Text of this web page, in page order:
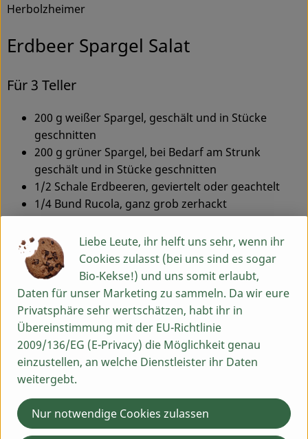
Herbolzheimer
Erdbeer Spargel Salat
Für 3 Teller
200 g weißer Spargel, geschält und in Stücke
geschnitten
200 g grüner Spargel, bei Bedarf am Strunk
geschält und in Stücke geschnitten
1/2 Schale Erdbeeren, geviertelt oder geachtelt
1/4 Bund Rucola, ganz grob zerhackt
3 EL Sonnenblumenöl
Saft einer 1/2 Limette
1 EL gehackte Petersilie und/oder Basilikum
2 EL Walnussbruch
3 EL Himbeeressig
Salz, Pfeffer, Zucker
Topf mit Wasser und Dämpfeinsatz erhitzen lassen.
Weißen Spargel 4,5 Minuten dämpfen, dann grünen
Spargel dazu geben und weitere 4 Minuten garen
lassen. Anschließen herausnehmen und ausdampfen
lassen.
Liebe Leute, ihr helft uns sehr, wenn ihr
Cookies zulasst (bei uns sind es sogar
Bio-Kekse!) und uns somit erlaubt,
Daten für unser Marketing zu sammeln. Da wir eure
Privatsphäre sehr wertschätzen, habt ihr in
Übereinstimmung mit der EU-Richtlinie
2009/136/EG (E-Privacy) die Möglichkeit genau
einzustellen, an welche Dienstleister ihr Daten
weitergebt.
Nur notwendige Cookies zulassen